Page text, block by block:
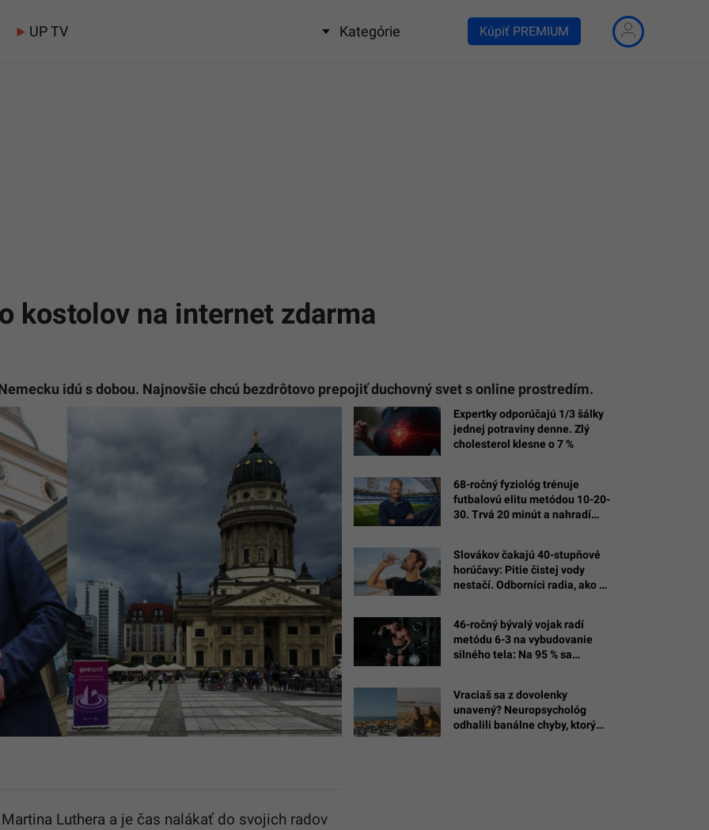
UP TV Kategórie Kúpiť PREMIUM
kostolov na internet zdarma
idú s dobou. Najnovšie chcú bezdrôtovo prepojiť duchovný svet s online prostredím.
Luthera a je čas nalákať do svojich radov
Expertky odporúčajú 1/3 šálky
jednej potraviny denne. Zlý
cholesterol klesne o 7 %
68-ročný fyziológ trénuje
futbalovú elitu metódou 10-20-
30. Trvá 20 minút a nahradí
Slovákov čakajú 40-stupňové
horúčavy: Pitie čistej vody
nestačí. Odborníci radia, ako sa
46-ročný bývalý vojak radí
metódu 6-3 na vybudovanie
silného tela: Na 95 % sa
Vraciaš sa z dovolenky
unavený? Neuropsychológ
odhalili banálne chyby, ktorými